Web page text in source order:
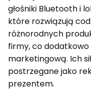
głośniki Bluetooth i
które rozwiązują
różnorodnych
firmy, co
marketingową. Ich
postrzegane jako
prezentem.